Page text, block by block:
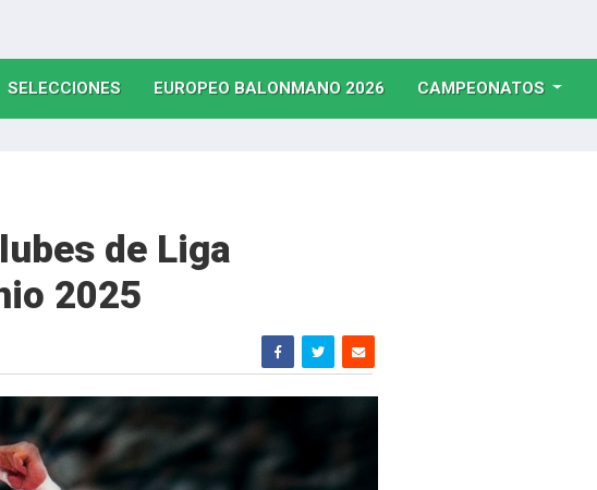
SELECCIONES(CURRENT)
EUROPEO BALONMANO 2026(CURRENT)
CAMPEONATOS
de Liga
2025